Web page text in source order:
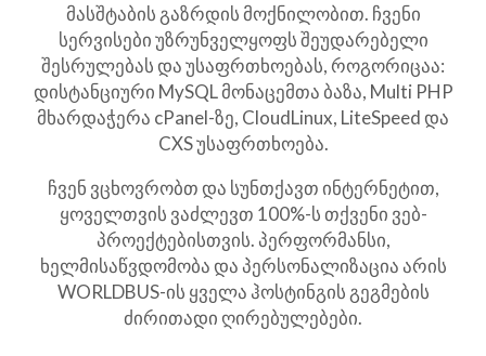
მასშტაბის გაზრდის მოქნილობით. ჩვენი
სერვისები უზრუნველყოფს შეუდარებელი
შესრულებას და უსაფრთხოებას, როგორიცაა:
დისტანციური MySQL მონაცემთა ბაზა, Multi PHP
მხარდაჭერა cPanel-ზე, CloudLinux, LiteSpeed და
CXS უსაფრთხოება.
ჩვენ ვცხოვრობთ და სუნთქავთ ინტერნეტით,
ყოველთვის ვაძლევთ 100%-ს თქვენი ვებ-
პროექტებისთვის. პერფორმანსი,
ხელმისაწვდომობა და პერსონალიზაცია არის
WORLDBUS-ის ყველა ჰოსტინგის გეგმების
ძირითადი ღირებულებები.